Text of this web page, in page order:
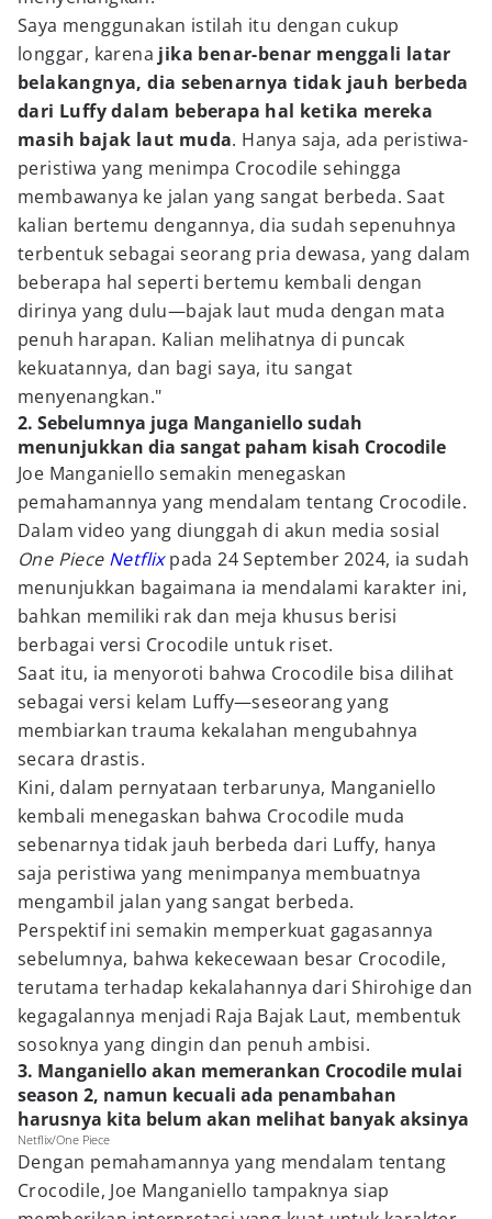
Saya menggunakan istilah itu dengan cukup
longgar, karena jika benar-benar menggali latar
belakangnya, dia sebenarnya tidak jauh berbeda
dari Luffy dalam beberapa hal ketika mereka
masih bajak laut muda. Hanya saja, ada peristiwa-
peristiwa yang menimpa Crocodile sehingga
membawanya ke jalan yang sangat berbeda. Saat
kalian bertemu dengannya, dia sudah sepenuhnya
terbentuk sebagai seorang pria dewasa, yang dalam
beberapa hal seperti bertemu kembali dengan
dirinya yang dulu—bajak laut muda dengan mata
penuh harapan. Kalian melihatnya di puncak
kekuatannya, dan bagi saya, itu sangat
menyenangkan."
2. Sebelumnya juga Manganiello sudah
menunjukkan dia sangat paham kisah Crocodile
Joe Manganiello semakin menegaskan
pemahamannya yang mendalam tentang Crocodile.
Dalam video yang diunggah di akun media sosial
One Piece Netflixpada 24 September 2024, ia sudah
menunjukkan bagaimana ia mendalami karakter ini,
bahkan memiliki rak dan meja khusus berisi
berbagai versi Crocodile untuk riset.
Saat itu, ia menyoroti bahwa Crocodile bisa dilihat
sebagai versi kelam Luffy—seseorang yang
membiarkan trauma kekalahan mengubahnya
secara drastis.
Kini, dalam pernyataan terbarunya, Manganiello
kembali menegaskan bahwa Crocodile muda
sebenarnya tidak jauh berbeda dari Luffy, hanya
saja peristiwa yang menimpanya membuatnya
mengambil jalan yang sangat berbeda.
Perspektif ini semakin memperkuat gagasannya
sebelumnya, bahwa kekecewaan besar Crocodile,
terutama terhadap kekalahannya dari Shirohige dan
kegagalannya menjadi Raja Bajak Laut, membentuk
sosoknya yang dingin dan penuh ambisi.
3. Manganiello akan memerankan Crocodile mulai
season 2, namun kecuali ada penambahan
harusnya kita belum akan melihat banyak aksinya
Netflix/One Piece
Dengan pemahamannya yang mendalam tentang
Crocodile, Joe Manganiello tampaknya siap